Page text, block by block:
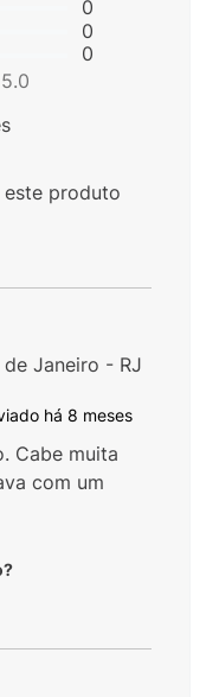
0
0
0
5.0
este produto
há 8 meses
Cabe muita
com um
de Janeiro - RJ